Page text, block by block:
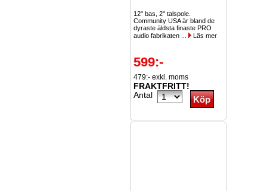
12" bas, 2" talspole.
Community USA är bland de
dyraste äldsta finaste PRO
audio fabrikaten ...
Läs mer
599:-
479:- exkl. moms
FRAKTFRITT!
Antal